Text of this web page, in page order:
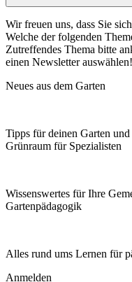
Wir freuen uns, dass Sie
Welche der folgenden
Zutreffendes Thema bitte
einen Newsletter auswählen!
Neues aus dem Garten
Tipps für deinen Garten
Grünraum für Spezialisten
Wissenswertes für Ihre
Garten­pädagogik
Alles rund ums Lernen für
Anmelden